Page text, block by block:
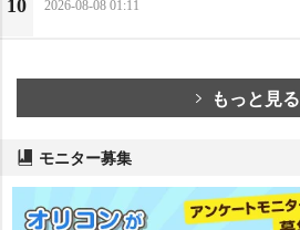
10 2026-08-08 01:11
もっと見る
モニター募集